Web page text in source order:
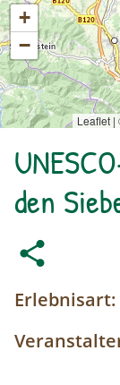
+
−
Leaflet |
den
Erlebnisart: